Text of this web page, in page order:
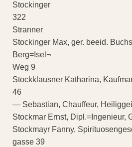
Stockinger
322
Stranner
Stockinger Max, ger. beeid.
Berg=Isel¬
Weg 9
Stockklausner Katharina,
46
— Sebastian, Chauffeur,
Stockmar Ernst, Dipl.=Ingenieur,
Stockmayr Fanny,
gasse 39